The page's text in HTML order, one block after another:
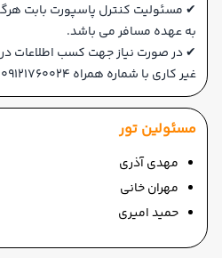
✔ مسئولیت کنترل پاسپورت بابت
به عهده مسافر می باشد.
✔ در صورت نیاز جهت کسب اطلاعات
غیر کاری با شماره همراه 09121760024 تماس حاصل بفرمایید.
مسئولین تور
مهدی آذری
مهران خانی
حمید امیری